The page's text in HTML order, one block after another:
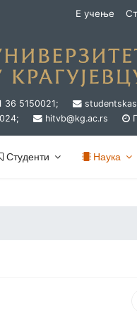
Е учење
36 5150021;
hitvb@kg.ac.rs
Студенти Наука